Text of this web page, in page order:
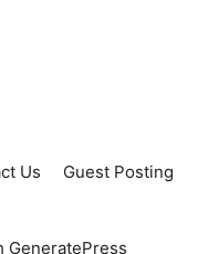
Us
Guest Posting
GeneratePress